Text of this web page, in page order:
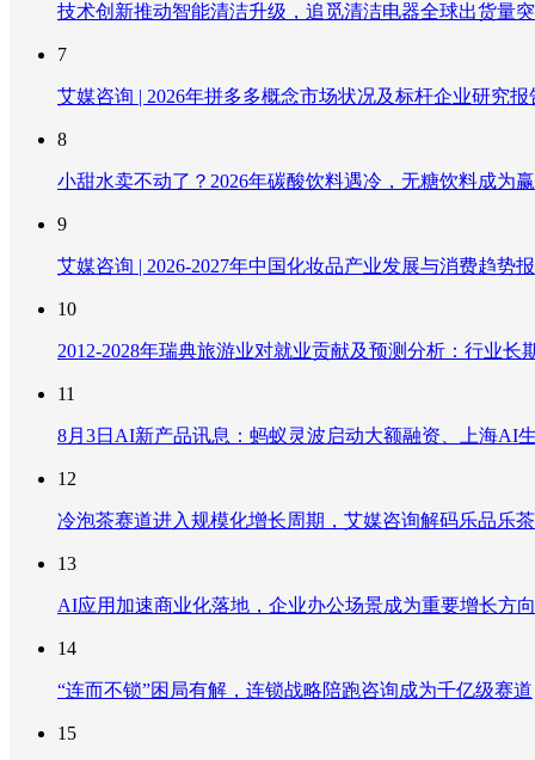
技术创新推动智能清洁升级，追觅清洁电器全球出货量
7
艾媒咨询 | 2026年拼多多概念市场状况及标杆企业研究报
8
小甜水卖不动了？2026年碳酸饮料遇冷，无糖饮料成为
9
艾媒咨询 | 2026-2027年中国化妆品产业发展与消费趋势
10
2012-2028年瑞典旅游业对就业贡献及预测分析：行业
11
8月3日AI新产品讯息：蚂蚁灵波启动大额融资、上海AI
12
冷泡茶赛道进入规模化增长周期，艾媒咨询解码乐品乐
13
AI应用加速商业化落地，企业办公场景成为重要增长方向
14
“连而不锁”困局有解，连锁战略陪跑咨询成为千亿级赛道
15